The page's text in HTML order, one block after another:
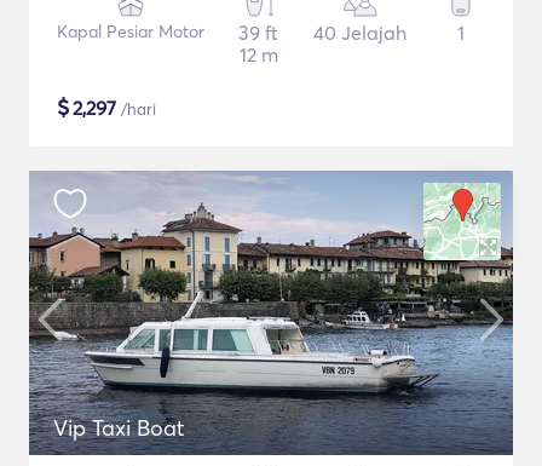
Kapal Pesiar Motor
39 ft
12 m
40 Jelajah 1
$2,297 /hari
Vip Taxi Boat